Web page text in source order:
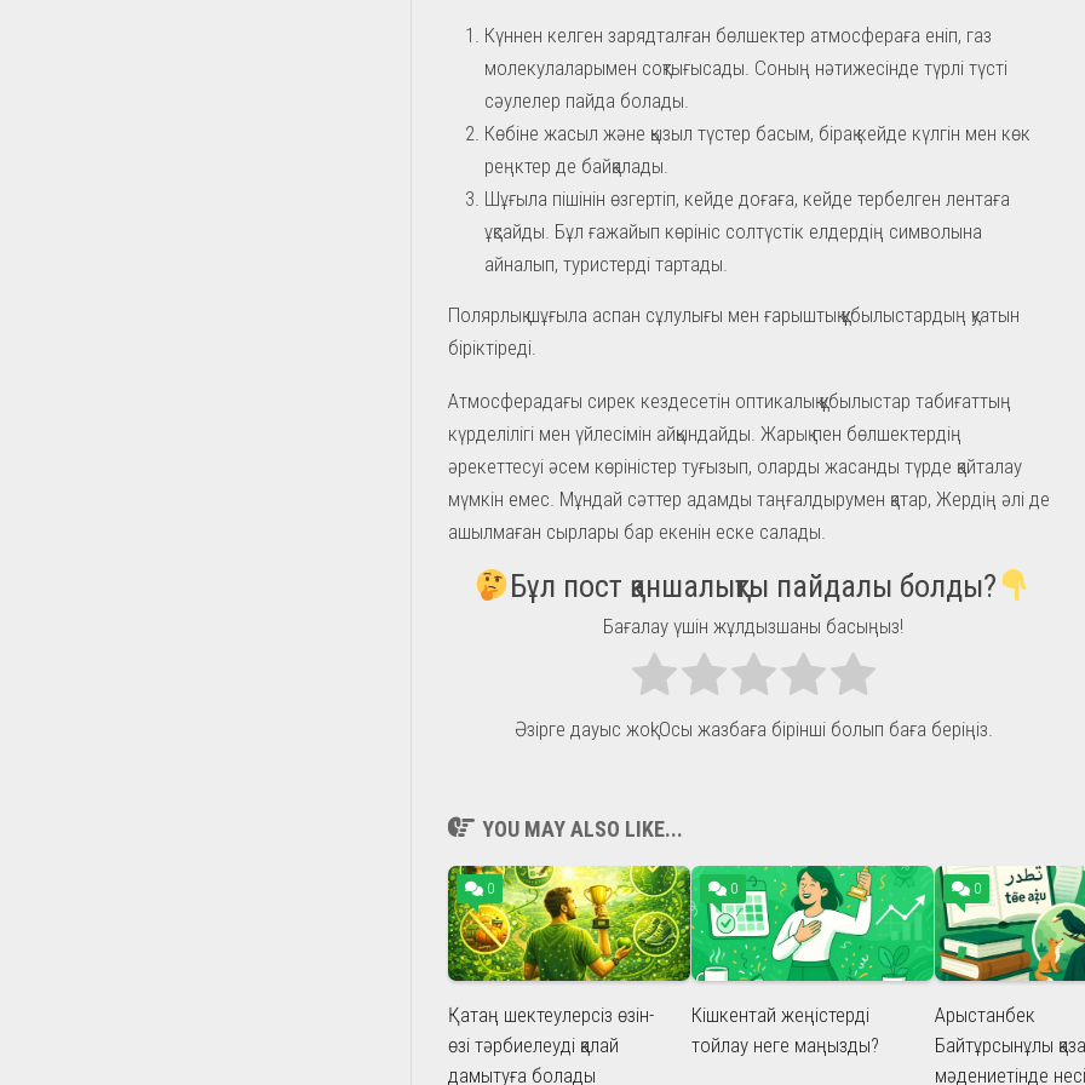
Күннен келген зарядталған бөлшектер атмосфераға еніп, газ
молекулаларымен соқтығысады. Соның нәтижесінде түрлі түсті
сәулелер пайда болады.
Көбіне жасыл және қызыл түстер басым, бірақ кейде күлгін мен көк
реңктер де байқалады.
Шұғыла пішінін өзгертіп, кейде доғаға, кейде тербелген лентаға
ұқсайды. Бұл ғажайып көрініс солтүстік елдердің символына
айналып, туристерді тартады.
Полярлық шұғыла аспан сұлулығы мен ғарыштық құбылыстардың қуатын
біріктіреді.
Атмосферадағы сирек кездесетін оптикалық құбылыстар табиғаттың
күрделілігі мен үйлесімін айқындайды. Жарық пен бөлшектердің
әрекеттесуі әсем көріністер туғызып, оларды жасанды түрде қайталау
мүмкін емес. Мұндай сәттер адамды таңғалдырумен қатар, Жердің әлі де
ашылмаған сырлары бар екенін еске салады.
Бұл пост қаншалықты пайдалы болды?
Бағалау үшін жұлдызшаны басыңыз!
Әзірге дауыс жоқ! Осы жазбаға бірінші болып баға беріңіз.
YOU MAY ALSO LIKE...
0
Қатаң шектеулерсіз өзін-
өзі тәрбиелеуді қалай
дамытуға болады
0
Кішкентай жеңістерді
тойлау неге маңызды?
0
Арыстанбек
Байтұрсынұлы қазақ
мәдениетінде